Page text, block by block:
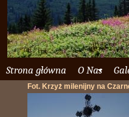
Strona główna O Nas
Fot. Krzyż milenijny na